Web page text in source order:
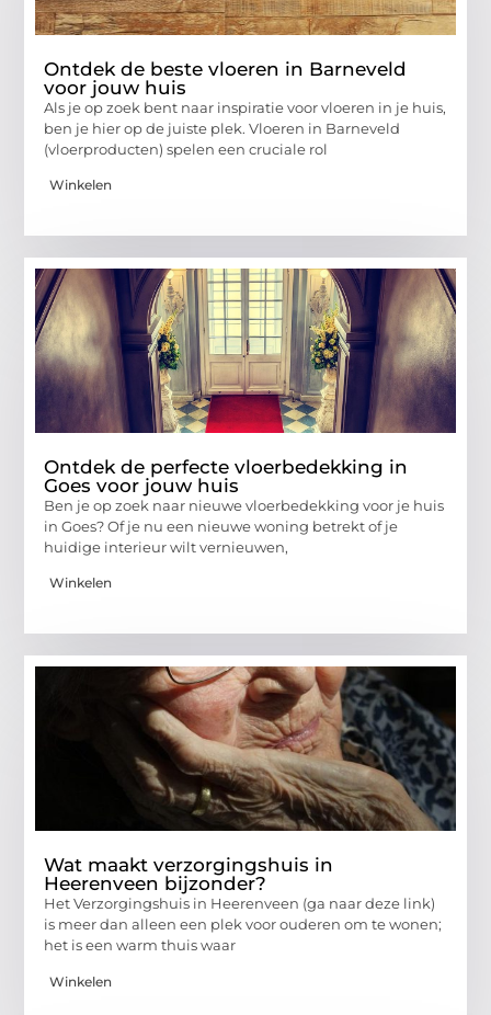
Ontdek de beste vloeren in Barneveld
voor jouw huis
Als je op zoek bent naar inspiratie voor vloeren in je huis,
ben je hier op de juiste plek. Vloeren in Barneveld
(vloerproducten) spelen een cruciale rol
Winkelen
Ontdek de perfecte vloerbedekking in
Goes voor jouw huis
Ben je op zoek naar nieuwe vloerbedekking voor je huis
in Goes? Of je nu een nieuwe woning betrekt of je
huidige interieur wilt vernieuwen,
Winkelen
Wat maakt verzorgingshuis in
Heerenveen bijzonder?
Het Verzorgingshuis in Heerenveen (ga naar deze link)
is meer dan alleen een plek voor ouderen om te wonen;
het is een warm thuis waar
Winkelen